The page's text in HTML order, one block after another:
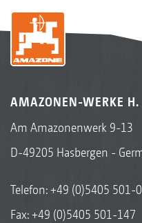
AMAZONEN-WERKE H.
Am Amazonenwerk 9-13
D-49205 Hasbergen -
Telefon:+49 (0)5405 501-0
Fax: +49 (0)5405 501-147